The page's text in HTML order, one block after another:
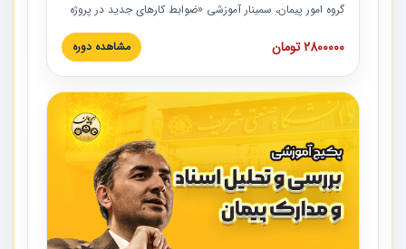
گروه امور پیمان، سمینار آموزشی «ضوابط کارهای جدید در پروژه
های عمرانی» چالش ها، تخلفات و راه حل ها با نگرش قراردادی
است که در محل سندیکای شرکت های ساختمانی کشور ارائه شد.
مدارک پیمان به همراه تجربیات عملی ارائه شده است.
2800000 تومان مشاهده دوره